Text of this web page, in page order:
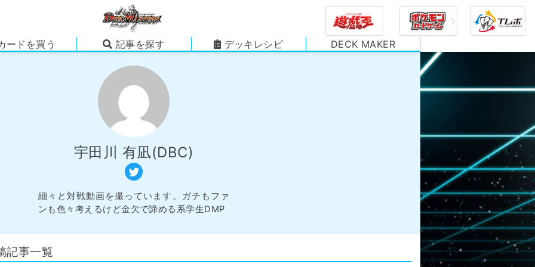
ードを買う 記事を探す デッキレシピ DECK MAKER
宇田川 有凪(DBC)
細々と対戦動画を撮っています。ガチもファ
ンも色々考えるけど金欠で諦める系学生DMP
記事一覧